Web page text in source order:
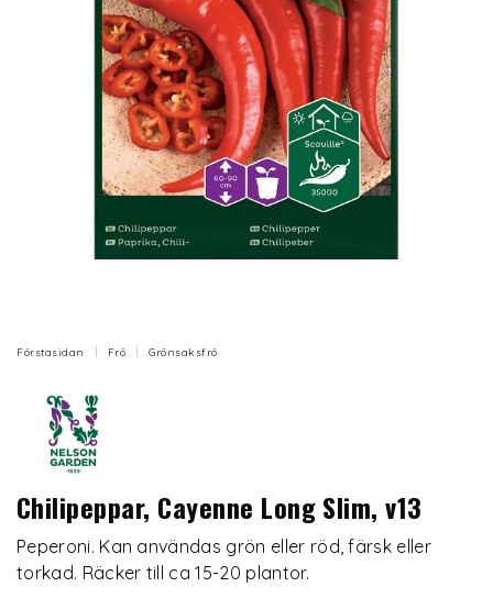
Förstasidan Frö Grönsaksfrö
Chilipeppar, Cayenne Long Slim, v13
Peperoni. Kan användas grön eller röd, färsk eller
torkad. Räcker till ca 15-20 plantor.